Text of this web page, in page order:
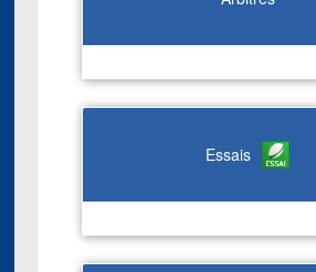
Essais